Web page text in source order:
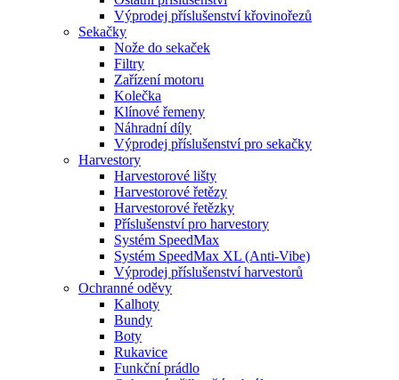
Výprodej příslušenství křovinořezů
Sekačky
Nože do sekaček
Filtry
Zařízení motoru
Kolečka
Klínové řemeny
Náhradní díly
Výprodej příslušenství pro sekačky
Harvestory
Harvestorové lišty
Harvestorové řetězy
Harvestorové řetězky
Příslušenství pro harvestory
Systém SpeedMax
Systém SpeedMax XL (Anti-Vibe)
Výprodej příslušenství harvestorů
Ochranné oděvy
Kalhoty
Bundy
Boty
Rukavice
Funkční prádlo